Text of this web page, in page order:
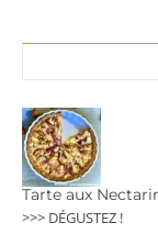
Tarte aux
>>> DÉGUSTEZ !